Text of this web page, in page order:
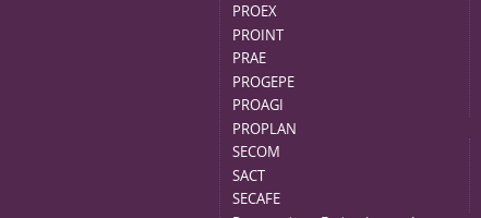
PROEX
PROINT
PRAE
PROGEPE
PROAGI
PROPLAN
SECOM
SACT
SECAFE